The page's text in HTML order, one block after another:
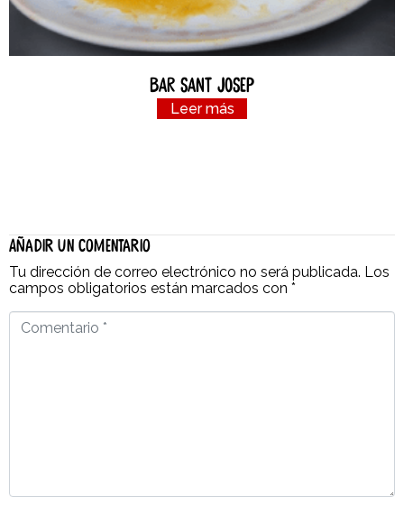
Bar Sant Josep
Leer más
Añadir un comentario
Tu dirección de correo electrónico no será publicada. Los
campos obligatorios están marcados con *
Comentario